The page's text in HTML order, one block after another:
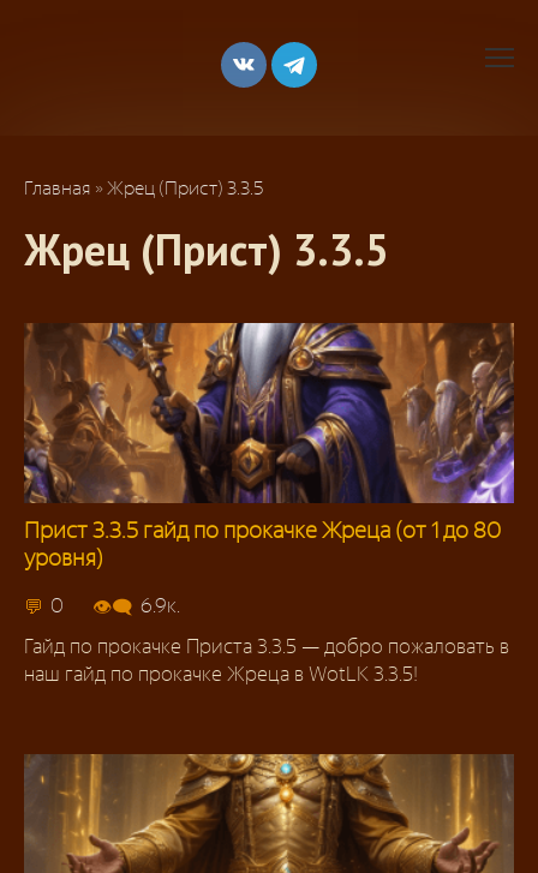
Главная »Жрец (Прист) 3.3.5
Жрец (Прист) 3.3.5
Гайды
Прист 3.3.5 гайд по прокачке Жреца (от 1 до 80
уровня)
0
6.9к.
Гайд по прокачке Приста 3.3.5 — добро пожаловать в
наш гайд по прокачке Жреца в WotLK 3.3.5!